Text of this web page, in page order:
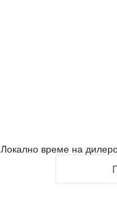
Локално време на